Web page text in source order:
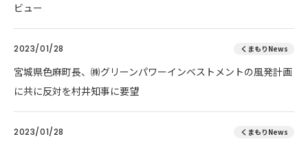
ビュー
2023/01/28 くまもりNews
宮城県色麻町長、㈱グリーンパワーインベストメントの風発計画
に共に反対を村井知事に要望
2023/01/28 くまもりNews